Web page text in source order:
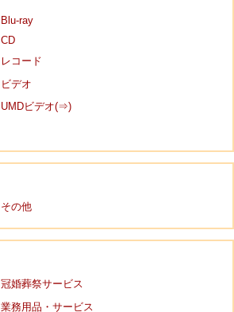
Blu-ray
CD
レコード
ビデオ
UMDビデオ(⇒)
その他
冠婚葬祭サービス
業務用品・サービス